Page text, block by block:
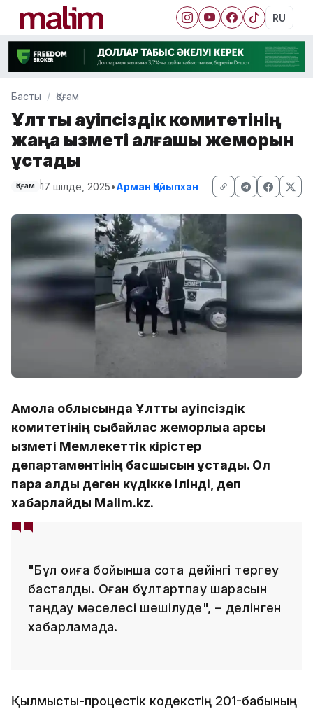
RU
Басты Қоғам
Ұлттық қауіпсіздік комитетінің
жаңа қызметі алғашқы жемқорын
ұстады
Қоғам 17 шілде, 2025•Арман Қайыпхан
Ақмола облысында Ұлттық қауіпсіздік
комитетінің сыбайлас жемқорлыққа қарсы
қызметі Мемлекеттік кірістер
департаментінің басшысын ұстады. Ол
пара алды деген күдікке ілінді, деп
хабарлайды Malim.kz.
"Бұл оқиға бойынша сотқа дейінгі тергеу
басталды. Оған бұлтартпау шарасын
таңдау мәселесі шешілуде", – делінген
хабарламада.
Қылмыстық-процестік кодекстің 201-бабының